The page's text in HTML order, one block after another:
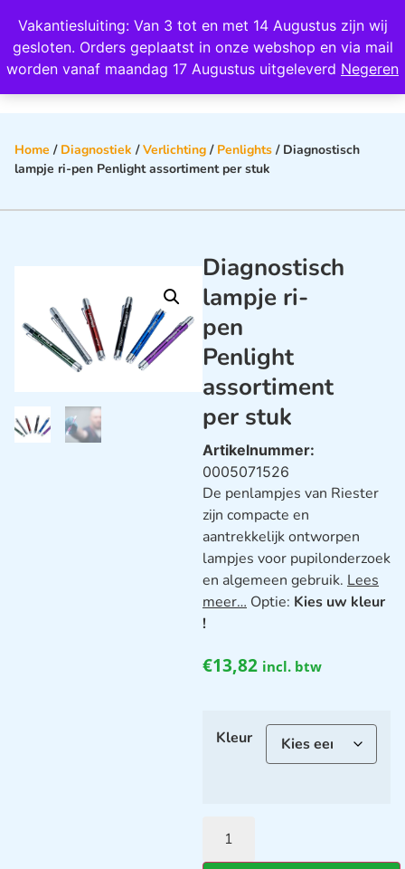
Vakantiesluiting: Van 3 tot en met 14 Augustus zijn wij
gesloten. Orders geplaatst in onze webshop en via mail
worden vanaf maandag 17 Augustus uitgeleverd Negeren
Wij scoren een 4,8 op Google
Home / Diagnostiek /Verlichting / Penlights / Diagnostisch
lampje ri-pen Penlight assortiment per stuk
Diagnostisch
lampje ri-
pen
Penlight
assortiment
per stuk
Artikelnummer:
0005071526
De penlampjes van Riester
zijn compacte en
aantrekkelijk ontworpen
lampjes voor pupilonderzoek
en algemeen gebruik. Lees
meer… Optie: Kies uw kleur
!
€13,82 incl. btw
Kleur